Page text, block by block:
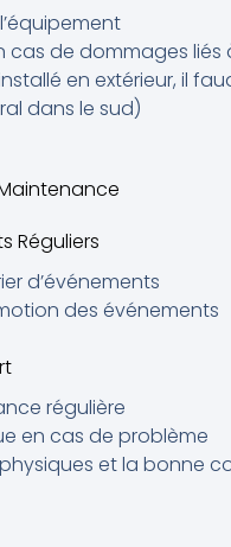
cas de dommages liés
installé en extérieur, il
dans le sud)
Réguliers
d’événements
des événements
régulière
en cas de problème
et la bonne